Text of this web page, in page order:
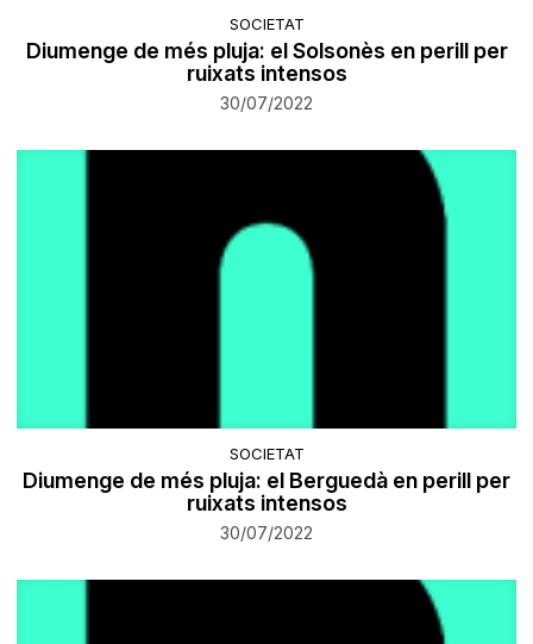
SOCIETAT
Diumenge de més pluja: el Solsonès en perill per
ruixats intensos
30/07/2022
SOCIETAT
Diumenge de més pluja: el Berguedà en perill per
ruixats intensos
30/07/2022